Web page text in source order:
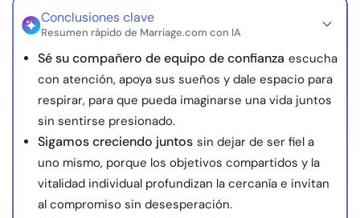
Conclusiones clave
Resumen rápido de Marriage.com con IA
Sé su compañero de equipo de confianza escucha
con atención, apoya sus sueños y dale espacio para
respirar, para que pueda imaginarse una vida juntos
sin sentirse presionado.
Sigamos creciendo juntos sin dejar de ser fiel a
uno mismo, porque los objetivos compartidos y la
vitalidad individual profundizan la cercanía e invitan
al compromiso sin desesperación.